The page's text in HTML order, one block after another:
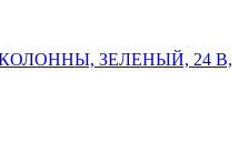
ЗЕЛЕНЫЙ, 24 В,